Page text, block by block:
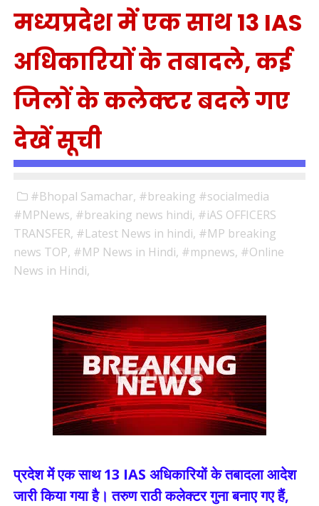
मध्यप्रदेश में एक साथ 13 IAS
अधिकारियों के तबादले, कई
जिलों के कलेक्टर बदले गए
देखें सूची
#Bhopal Samachar, #breaking #socialmedia
#MPNews, #breaking news hindi, #iAS OFFICERS
TRANSFER, #Latest News in hindi, #MP breaking
news TOP, #MP News in Hindi, #mpnews, #Online
News in Hindi,
प्रदेश में एक साथ 13 IAS अधिकारियों के तबादला आदेश
जारी किया गया है। तरुण राठी कलेक्टर गुना बनाए गए हैं,